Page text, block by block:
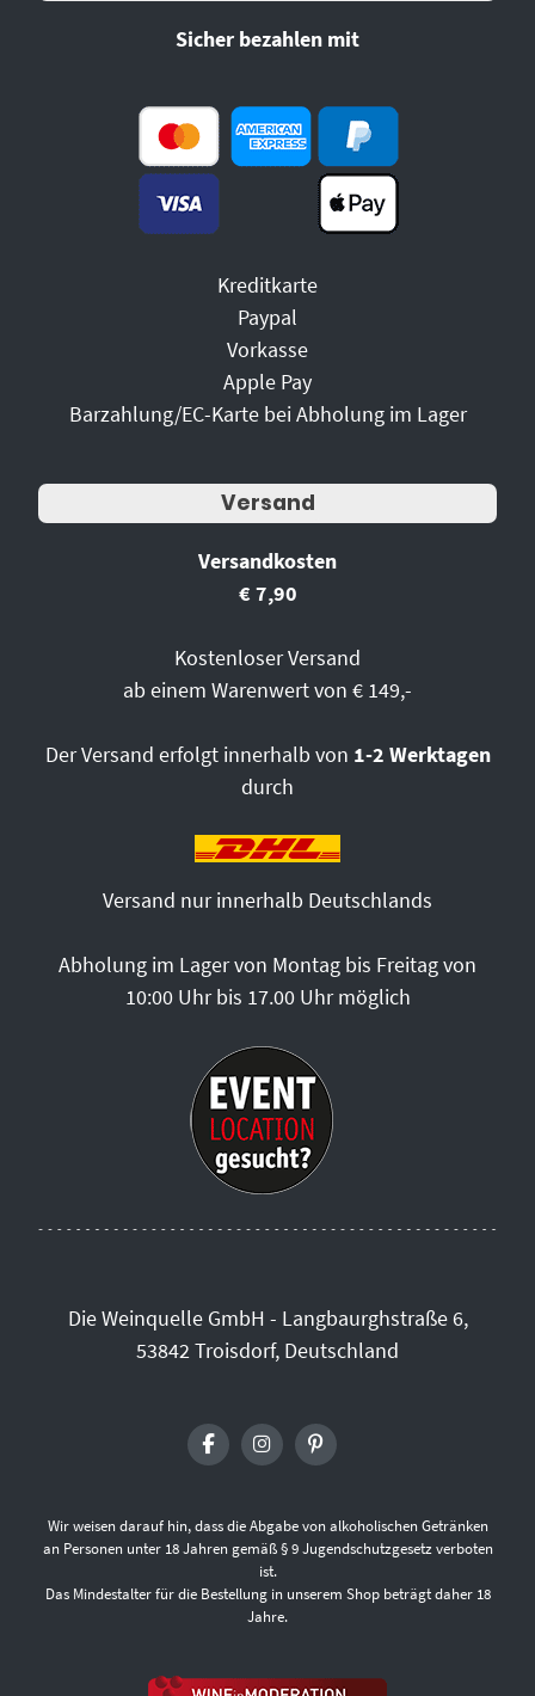
Sicher bezahlen mit
Kreditkarte
Paypal
Vorkasse
Apple Pay
Barzahlung/EC-Karte bei Abholung im Lager
Versand
Versandkosten
€ 7,90
Kostenloser Versand
ab einem Warenwert von € 149,-
Der Versand erfolgt innerhalb von 1-2 Werktagen
durch
Versand nur innerhalb Deutschlands
Abholung im Lager von Montag bis Freitag von
10:00 Uhr bis 17.00 Uhr möglich
Die Weinquelle GmbH - Langbaurghstraße 6,
53842 Troisdorf, Deutschland
Wir weisen darauf hin, dass die Abgabe von alkoholischen Getränken
an Personen unter 18 Jahren gemäß § 9 Jugendschutzgesetz verboten
ist.
Das Mindestalter für die Bestellung in unserem Shop beträgt daher 18
Jahre.